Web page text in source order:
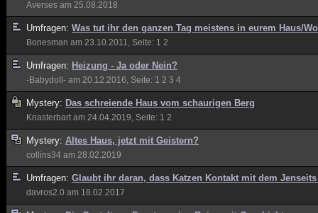
Averses am 25.08.2018
Umfragen: Was tut ihr den ganzen Tag meistens in eurem Haus/
Bonesman am 23.10.2011, Seite: 1 2
Umfragen: Heizung - Ja oder Nein?
-Babydoll- am 20.12.2016, Seite: 1 2 3 4
Mystery: Das schreiende Haus vom schaurigen Berg
Knasterbart am 24.04.2019, Seite: 1 2
Mystery: Altes Haus, jetzt mit Geistern?
collins34 am 28.02.2019
Umfragen: Glaubt ihr daran, dass Katzen Kontakt mit dem
davros2.0 am 18.02.2017